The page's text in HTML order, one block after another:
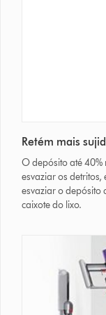
Retém mais
O depósito até
esvaziar os
esvaziar o depósito
caixote do lixo.